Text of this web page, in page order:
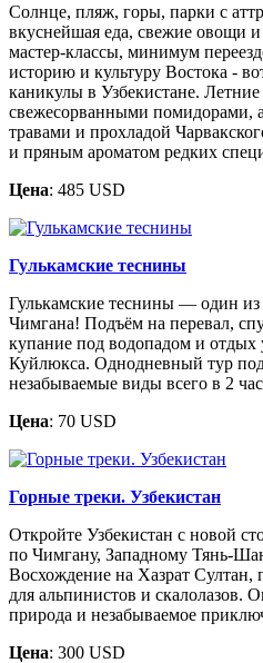
Солнце, пляж, горы, парки с
вкуснейшая еда, свежие овощи
мастер-классы, минимум
историю и культуру Востока -
каникулы в Узбекистане.
свежесорванными помидорами,
травами и прохладой
и пряным ароматом редких
Цена: 485 USD
Гулькамские теснины
Гулькамские теснины — один
Чимгана! Подъём на перевал,
купание под водопадом и отдых
Куйлюкса. Однодневный тур
незабываемые виды всего в 2
Цена: 70 USD
Горные треки. Узбекистан
Откройте Узбекистан с новой
по Чимгану, Западному Тянь-
Восхождение на Хазрат
для альпинистов и скалолазов.
природа и незабываемое
Цена: 300 USD